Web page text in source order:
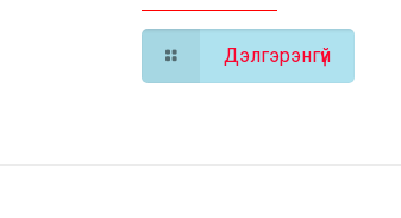
Дэлгэрэнгүй